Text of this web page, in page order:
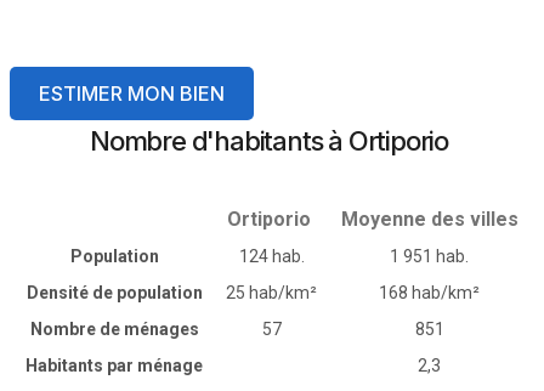
ESTIMER MON BIEN
Nombre d'habitants à Ortiporio
Ortiporio Moyenne des villes
Population 124 hab.
1 951 hab.
Densité de population
25 hab/km²
168 hab/km²
Nombre de ménages
57
851
Habitants par ménage
2,3